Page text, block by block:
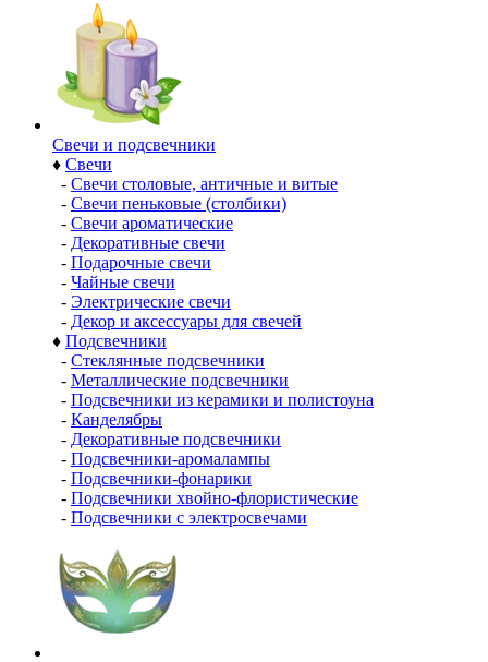
Свечи и подсвечники
♦ Свечи
- Свечи столовые, античные и витые
- Свечи пеньковые (столбики)
- Свечи ароматические
- Декоративные свечи
- Подарочные свечи
- Чайные свечи
- Электрические свечи
- Декор и аксессуары для свечей
♦ Подсвечники
- Стеклянные подсвечники
- Металлические подсвечники
- Подсвечники из керамики и полистоуна
- Канделябры
- Декоративные подсвечники
- Подсвечники-аромалампы
- Подсвечники-фонарики
- Подсвечники хвойно-флористические
- Подсвечники с электросвечами